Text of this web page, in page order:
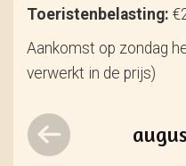
Toeristenbelasting:
Aankomst op zondag
verwerkt in de prijs)